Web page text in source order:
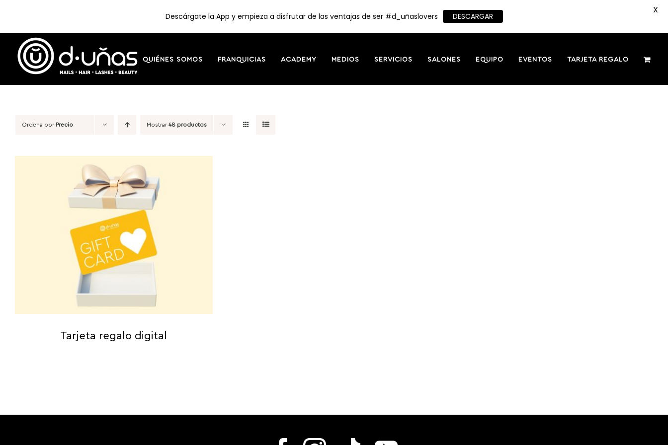
contenido
QUIÉNES SOMOS FRANQUICIAS ACADEMY MEDIOS SERVICIOS SALONES EQUIPO EVENTOS TARJETA REGALO
Ordena por Precio Mostrar48 productos
Tarjeta regalo digital
Descárgate la App y empieza a disfrutar de las ventajas de ser #d_uñaslovers DESCARGAR
X